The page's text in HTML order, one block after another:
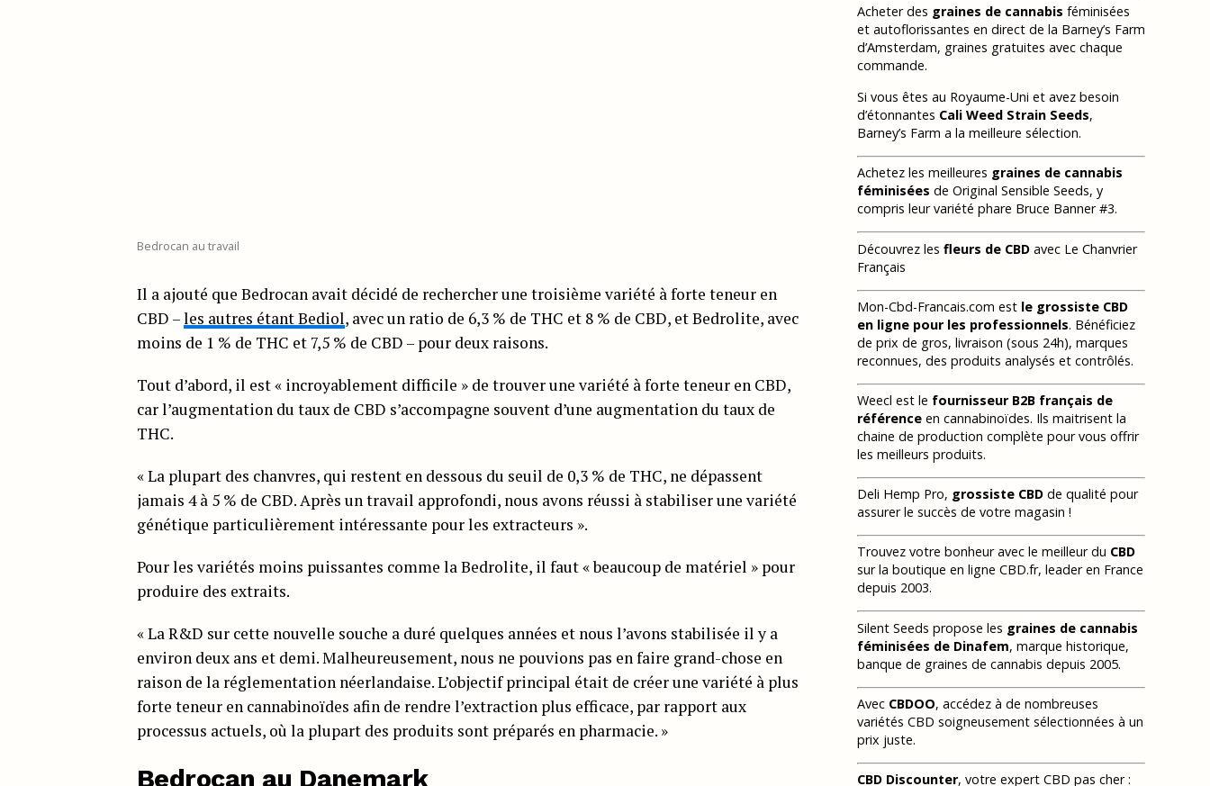
Bedrocan au travail
Il a ajouté que Bedrocan avait décidé de rechercher une troisième variété à forte teneur en
CBD –les autres étant Bediol, avec un ratio de 6,3 % de THC et 8 % de CBD, et Bedrolite, avec
moins de 1 % de THC et 7,5 % de CBD – pour deux raisons.
Tout d’abord, il est « incroyablement difficile » de trouver une variété à forte teneur en CBD,
car l’augmentation du taux de CBD s’accompagne souvent d’une augmentation du taux de
THC.
« La plupart des chanvres, qui restent en dessous du seuil de 0,3 % de THC, ne dépassent
jamais 4 à 5 % de CBD. Après un travail approfondi, nous avons réussi à stabiliser une variété
génétique particulièrement intéressante pour les extracteurs ».
Pour les variétés moins puissantes comme la Bedrolite, il faut « beaucoup de matériel » pour
produire des extraits.
« La R&D sur cette nouvelle souche a duré quelques années et nous l’avons stabilisée il y a
environ deux ans et demi. Malheureusement, nous ne pouvions pas en faire grand-chose en
raison de la réglementation néerlandaise. L’objectif principal était de créer une variété à plus
forte teneur en cannabinoïdes afin de rendre l’extraction plus efficace, par rapport aux
processus actuels, où la plupart des produits sont préparés en pharmacie. »
Bedrocan au Danemark
Acheter des graines de cannabis féminisées
et autoflorissantes en direct de la Barney’s Farm
d’Amsterdam, graines gratuites avec chaque
commande.
Si vous êtes au Royaume-Uni et avez besoin
d’étonnantes Cali Weed Strain Seeds,
Barney’s Farm a la meilleure sélection.
Achetez les meilleures graines de cannabis
féminisées de Original Sensible Seeds, y
compris leur variété phare Bruce Banner #3.
Découvrez les fleurs de CBD avec Le Chanvrier
Français
Mon-Cbd-Francais.com est le grossiste CBD
en ligne pour les professionnels. Bénéficiez
de prix de gros, livraison (sous 24h), marques
reconnues, des produits analysés et contrôlés.
Weecl est le fournisseur B2B français de
référence en cannabinoïdes. Ils maitrisent la
chaine de production complète pour vous offrir
les meilleurs produits.
Deli Hemp Pro, grossiste CBD de qualité pour
assurer le succès de votre magasin !
Trouvez votre bonheur avec le meilleur du CBD
sur la boutique en ligne CBD.fr, leader en France
depuis 2003.
Silent Seeds propose les graines de cannabis
féminisées de Dinafem, marque historique,
banque de graines de cannabis depuis 2005.
Avec CBDOO, accédez à de nombreuses
variétés CBD soigneusement sélectionnées à un
prix juste.
CBD Discounter, votre expert CBD pas cher :